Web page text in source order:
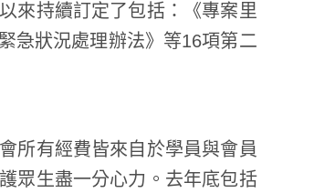
持續訂定了包括：《專案里
急狀況處理辦法》等16項第二
有經費皆來自於學員與會員
眾生盡一分心力。去年底包括